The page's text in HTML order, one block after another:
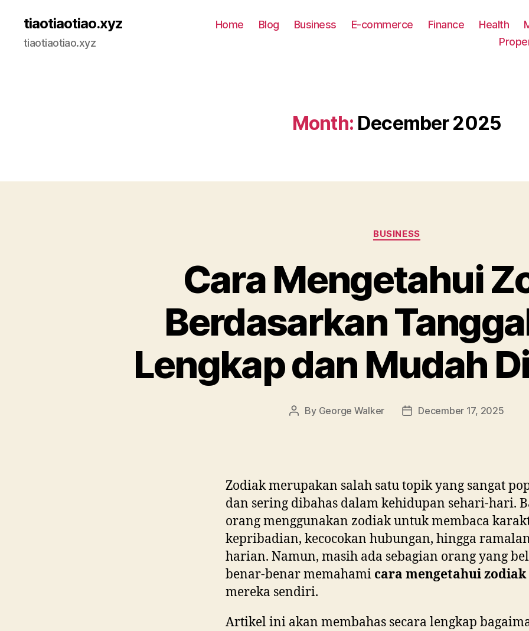
tiaotiaotiao.xyz
tiaotiaotiao.xyz
Home Blog Business E-commerce Finance Health
Month: December 2025
Categories
BUSINESS
Cara Mengetahui
Berdasarkan
Lengkap dan Mudah
Post
By George Walker
PostDecember 17, 2025
Zodiak merupakan salah satu topik yang sangat
dan sering dibahas dalam kehidupan sehari-hari.
orang menggunakan zodiak untuk membaca
kepribadian, kecocokan hubungan, hingga
harian. Namun, masih ada sebagian orang yang
benar-benar memahami cara mengetahui zodiak
mereka sendiri.
Artikel ini akan membahas secara lengkap